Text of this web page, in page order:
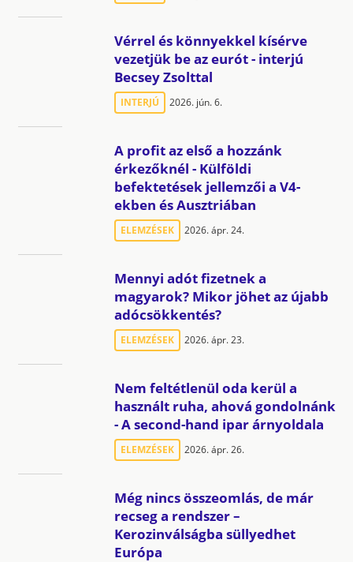
Vérrel és könnyekkel kísérve
vezetjük be az eurót - interjú
Becsey Zsolttal
INTERJÚ 2026. jún. 6.
A profit az első a hozzánk
érkezőknél - Külföldi
befektetések jellemzői a V4-
ekben és Ausztriában
ELEMZÉSEK 2026. ápr. 24.
Mennyi adót fizetnek a
magyarok? Mikor jöhet az újabb
adócsökkentés?
ELEMZÉSEK 2026. ápr. 23.
Nem feltétlenül oda kerül a
használt ruha, ahová gondolnánk
- A second-hand ipar árnyoldala
ELEMZÉSEK 2026. ápr. 26.
Még nincs összeomlás, de már
recseg a rendszer –
Kerozinválságba süllyedhet
Európa